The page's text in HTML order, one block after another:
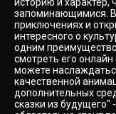
историю и характер,
запоминающимися.
приключениях и
интересного о
одним
смотреть его
можете
качественной
дополнительных
сказки из будущего"